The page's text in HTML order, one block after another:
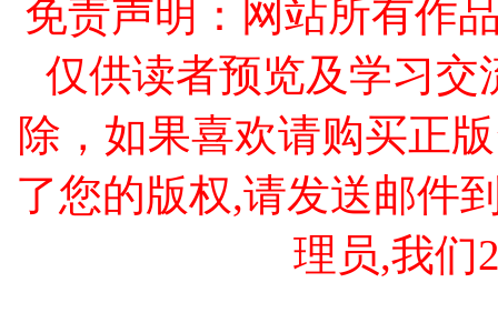
免责声明：网站所有作
仅供读者预览及学习交
除，如果喜欢请购买正
了您的版权,请发送邮件
理员,我们